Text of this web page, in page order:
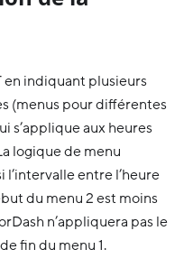
en indiquant plusieurs
(menus pour différentes
s’applique aux heures
logique de menu
l’intervalle entre l’heure
du menu 2 est moins
n’appliquera pas le
fin du menu 1.